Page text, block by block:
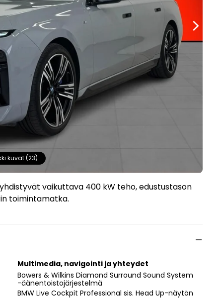
kuvat (23)
vaikuttava 400 kW teho, edustustason
toimintamatka.
Multimedia, navigointi ja yhteydet
Bowers & Wilkins Diamond Surround Sound System
-äänentoistojärjestelmä
BMW Live Cockpit Professional sis. Head Up-näytön